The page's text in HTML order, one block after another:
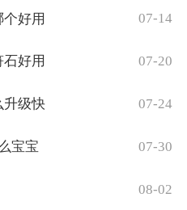
好用 07-14
好用 07-20
升级快 07-24
宝宝 07-30
08-02